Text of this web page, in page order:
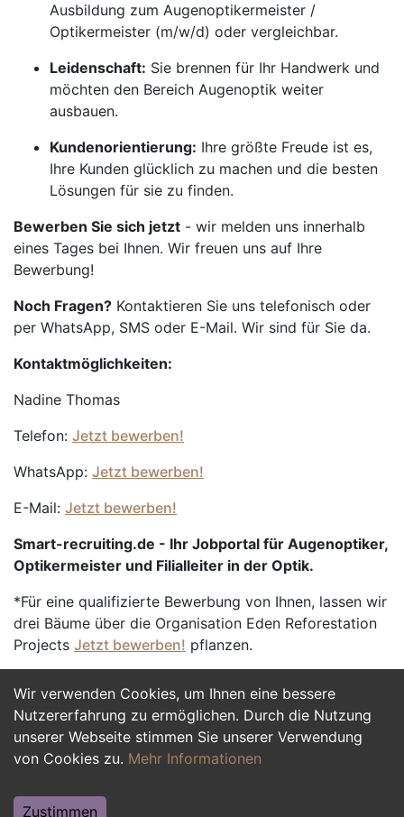
Wir verwenden Cookies, um Ihnen eine bessere
Nutzererfahrung zu ermöglichen. Durch die Nutzung
unserer Webseite stimmen Sie unserer Verwendung
von Cookies zu. Mehr Informationen
Zustimmen
Ausbildung zum Augenoptikermeister /
Optikermeister (m/w/d) oder vergleichbar.
Leidenschaft: Sie brennen für Ihr Handwerk und
möchten den Bereich Augenoptik weiter
ausbauen.
Kundenorientierung: Ihre größte Freude ist es,
Ihre Kunden glücklich zu machen und die besten
Lösungen für sie zu finden.
Bewerben Sie sich jetzt - wir melden uns innerhalb
eines Tages bei Ihnen. Wir freuen uns auf Ihre
Bewerbung!
Noch Fragen? Kontaktieren Sie uns telefonisch oder
per WhatsApp, SMS oder E-Mail. Wir sind für Sie da.
Kontaktmöglichkeiten:
Nadine Thomas
Telefon: Jetzt bewerben!
WhatsApp: Jetzt bewerben!
E-Mail: Jetzt bewerben!
Smart-recruiting.de - Ihr Jobportal für Augenoptiker,
Optikermeister und Filialleiter in der Optik.
*Für eine qualifizierte Bewerbung von Ihnen, lassen wir
drei Bäume über die Organisation Eden Reforestation
Projects Jetzt bewerben! pflanzen.
Jetzt Bewerben